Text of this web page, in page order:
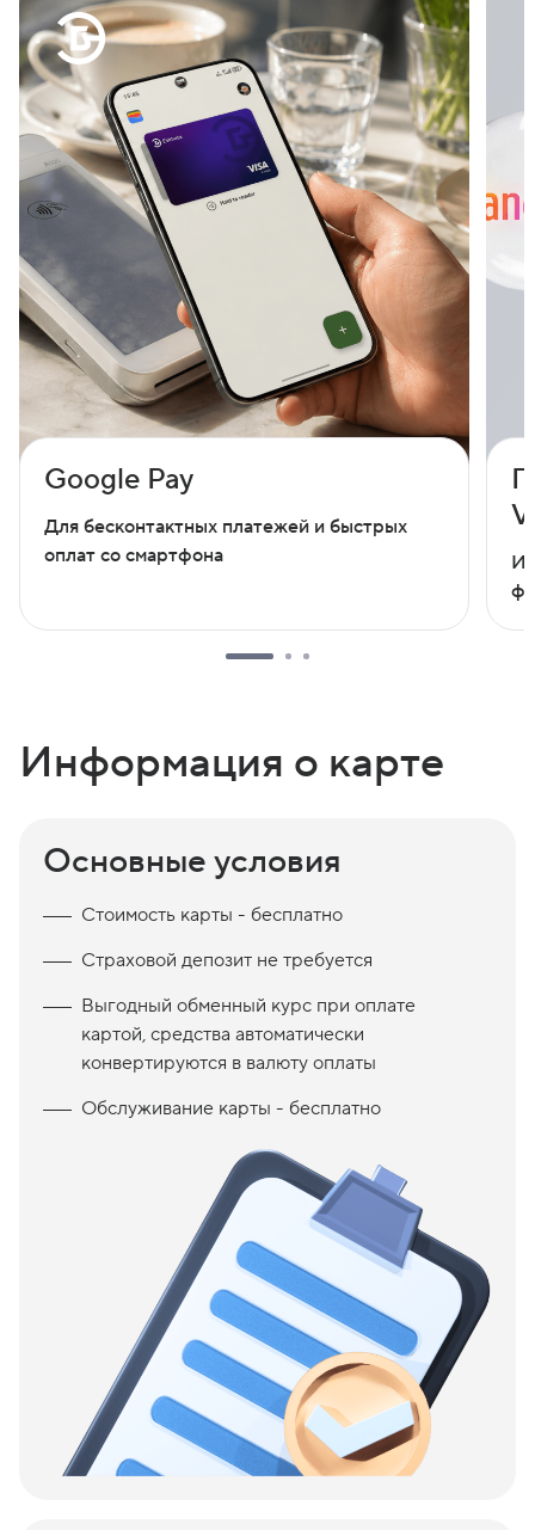
Google Pay
Для бесконтактных платежей и быстрых
оплат со смартфона
Информация о карте
Основные условия
Стоимость карты - бесплатно
Страховой депозит не требуется
Выгодный обменный курс при оплате
картой, средства автоматически
конвертируются в валюту оплаты
Обслуживание карты - бесплатно